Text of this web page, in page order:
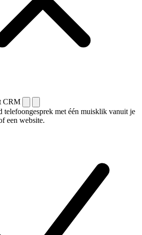
CRM
telefoongesprek met één muisklik vanuit je
een website.